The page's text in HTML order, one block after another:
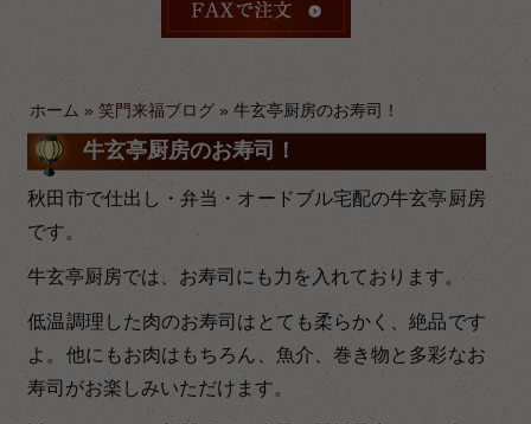
ホーム »笑門来福ブログ »牛玄亭厨房のお寿司！
牛玄亭厨房のお寿司！
秋田市で仕出し・弁当・オードブル宅配の牛玄亭厨房
です。
牛玄亭厨房では、お寿司にも力を入れております。
低温調理した肉のお寿司はとても柔らかく、絶品です
よ。他にもお肉はもちろん、魚介、巻き物と多彩なお
寿司がお楽しみいただけます。